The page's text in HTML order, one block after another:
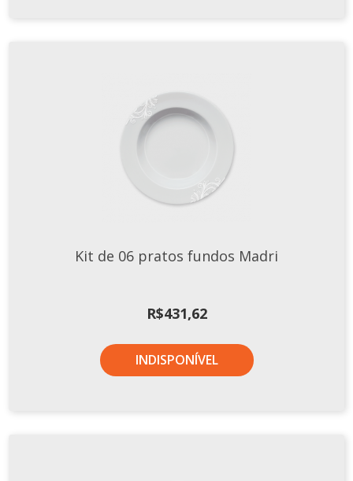
Kit de 06 pratos fundos Madri
R$431,62
INDISPONÍVEL